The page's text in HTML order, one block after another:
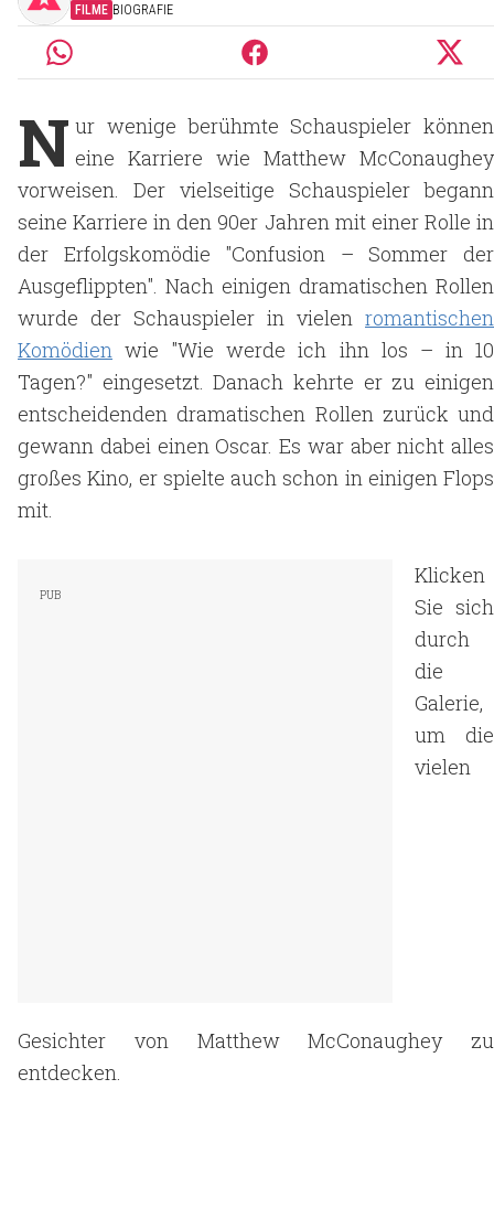
FILME BIOGRAFIE
N ur wenige berühmte Schauspieler können
eine Karriere wie Matthew McConaughey
vorweisen. Der vielseitige Schauspieler begann
seine Karriere in den 90er Jahren mit einer Rolle in
der Erfolgskomödie "Confusion – Sommer der
Ausgeflippten". Nach einigen dramatischen Rollen
wurde der Schauspieler in vielen romantischen
Komödien wie "Wie werde ich ihn los – in 10
Tagen?" eingesetzt. Danach kehrte er zu einigen
entscheidenden dramatischen Rollen zurück und
gewann dabei einen Oscar. Es war aber nicht alles
großes Kino, er spielte auch schon in einigen Flops
mit.
Klicken
Sie sich
durch
die
Galerie,
um die
vielen
Gesichter von Matthew McConaughey zu
entdecken.